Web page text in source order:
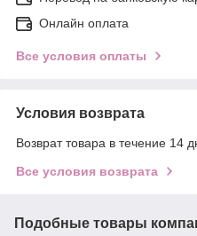
Онлайн оплата
Все условия оплаты
Условия возврата
Возврат товара в течение 14
Все условия возврата
Подобные товары